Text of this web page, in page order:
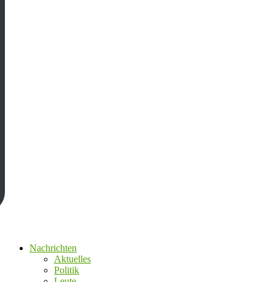
Nachrichten
Aktuelles
Politik